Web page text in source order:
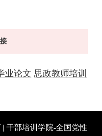
业论文 思政教师培训
干部培训学院-全国党性